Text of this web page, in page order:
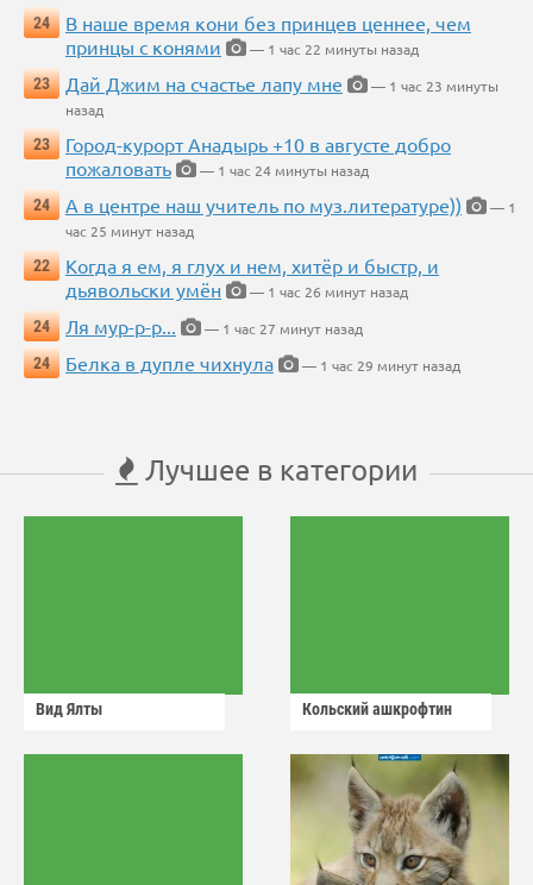
24
В наше время кони без принцев ценнее, чем
принцы с конями
— 1 час 22 минуты назад
23
Дай Джим на счастье лапу мне
— 1 час 23 минуты
назад
23
Город-курорт Анадырь +10 в августе добро
пожаловать
— 1 час 24 минуты назад
24
А в центре наш учитель по муз.литературе))
— 1
час 25 минут назад
22
Когда я ем, я глух и нем, хитёр и быстр, и
дьявольски умён
— 1 час 26 минут назад
24
Ля мур-р-р...
— 1 час 27 минут назад
24
Белка в дупле чихнула — 1 час 29 минут назад
Лучшее в категории
Вид Ялты Кольский ашкрофтин